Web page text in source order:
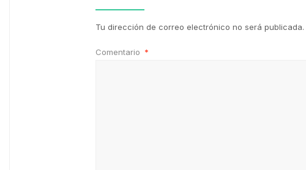
Tu dirección de correo electrónico no será publicada.
Comentario *